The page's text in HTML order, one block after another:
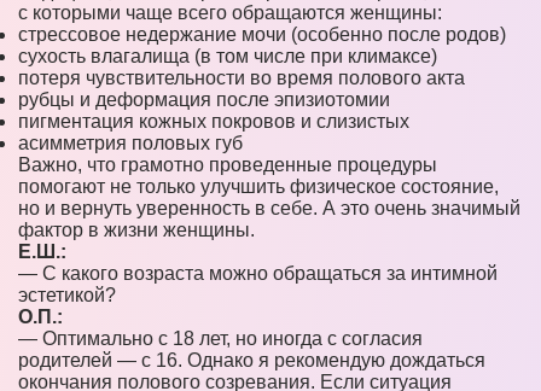
с которыми чаще всего обращаются женщины:
стрессовое недержание мочи (особенно после родов)
сухость влагалища (в том числе при климаксе)
потеря чувствительности во время полового акта
рубцы и деформация после эпизиотомии
пигментация кожных покровов и слизистых
асимметрия половых губ
Важно, что грамотно проведенные процедуры
помогают не только улучшить физическое состояние,
но и вернуть уверенность в себе. А это очень значимый
фактор в жизни женщины.
Е.Ш.:
— С какого возраста можно обращаться за интимной
эстетикой?
О.П.:
— Оптимально с 18 лет, но иногда с согласия
родителей — с 16. Однако я рекомендую дождаться
окончания полового созревания. Если ситуация